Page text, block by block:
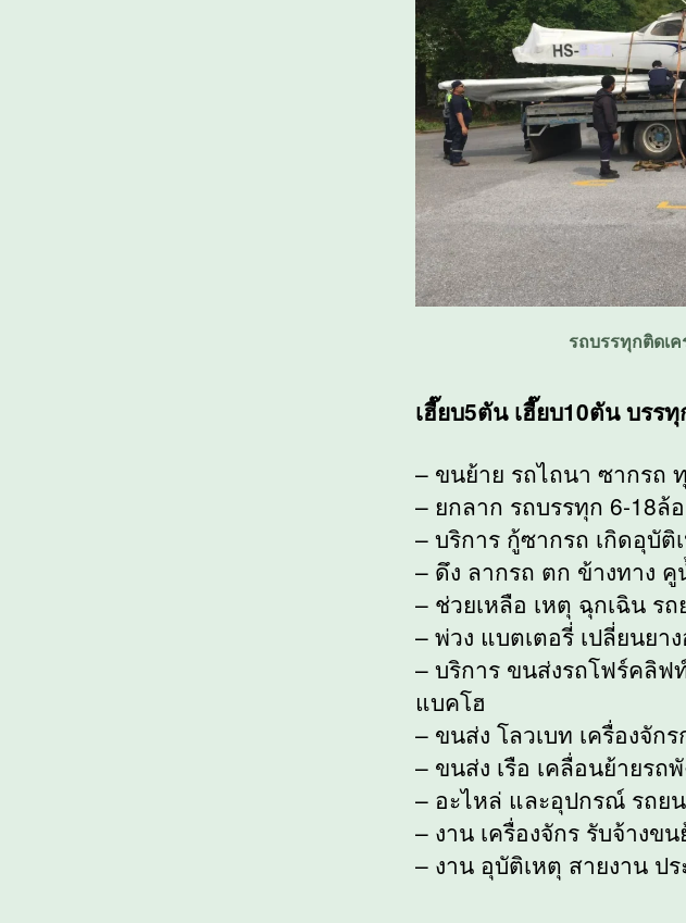
รถบรรทุกติดเ
เฮี๊ยบ5ตัน เฮี๊ยบ10ตัน บรร
– ขนย้าย รถไถนา ซากรถ
– ยกลาก รถบรรทุก 6-18ล้
– บริการ กู้ซากรถ เกิดอุบัติ
– ดึง ลากรถ ตก ข้างทาง
– ช่วยเหลือ เหตุ ฉุกเฉิน
– พ่วง แบตเตอรี่ เปลี่ยนย
– บริการ ขนส่งรถโฟร์คลิ
แบคโฮ
– ขนส่ง โลวเบท เครื่องจัก
– ขนส่ง เรือ เคลื่อนย้ายรถ
– อะไหล่ และอุปกรณ์ รถย
– งาน เครื่องจักร รับจ้างข
– งาน อุบัติเหตุ สายงาน ป